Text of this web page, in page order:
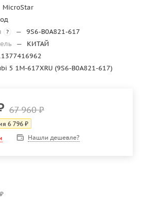
MicroStar
? —
9S6-B0A821-617
—
КИТАЙ
5 1M-617XRU (9S6-B0A821-617)
67 960₽
6 796 ₽
Нашли дешевле?